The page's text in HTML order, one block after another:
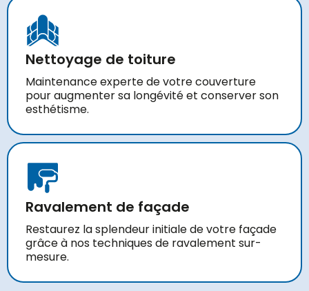
Nettoyage de toiture
Maintenance experte de votre couverture
pour augmenter sa longévité et conserver son
esthétisme.
Ravalement de façade
Restaurez la splendeur initiale de votre façade
grâce à nos techniques de ravalement sur-
mesure.